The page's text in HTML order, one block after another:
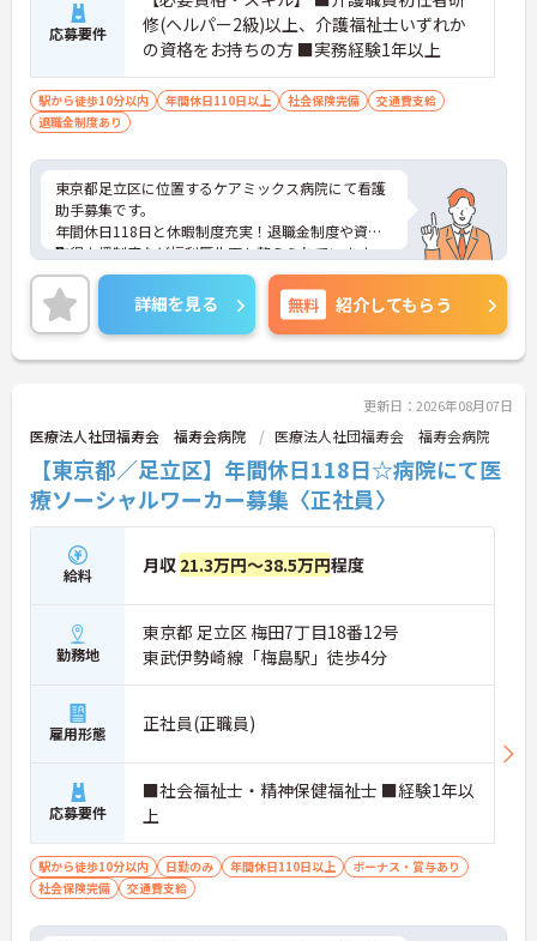
応募要件
修(ヘルパー2級)以上、介護福祉士いずれか
の資格をお持ちの方 ■実務経験1年以上
駅から徒歩10分以内 年間休日110日以上 社会保険完備
交通費支給
退職金制度あり
東京都足立区に位置するケアミックス病院にて看護
助手募集です。
年間休日118日と休暇制度充実！退職金制度や資格
取得支援制度など福利厚生面も整えられています。
ご興味のある方には、面接対策ポイントなど、さら
に詳細をお話いたしますので、お気軽にご相談くだ
さい。
詳細を見る 無料 紹介してもらう
更新日：2026年08月07日
医療法人社団福寿会 福寿会病院 医療法人社団福寿会 福寿会病院
【東京都／足立区】年間休日118日☆病院にて医
療ソーシャルワーカー募集〈正社員〉
給料 月収 21.3万円～38.5万円程度
勤務地
東京都 足立区 梅田7丁目18番12号
東武伊勢崎線「梅島駅」徒歩4分
雇用形態 正社員(正職員)
応募要件
■社会福祉士・精神保健福祉士 ■経験1年以
上
駅から徒歩10分以内 日勤のみ 年間休日110日以上
ボーナス・賞与あり
社会保険完備
交通費支給